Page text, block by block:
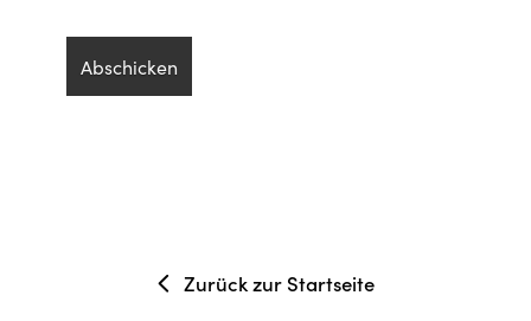
Zurück zur Startseite